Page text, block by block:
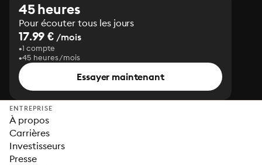
45 heures
Pour écouter tous les jours
17.99 € /mois
1 compte
45 heures/mois
Essayer maintenant
ENTREPRISE
À propos
Carrières
Investisseurs
Presse